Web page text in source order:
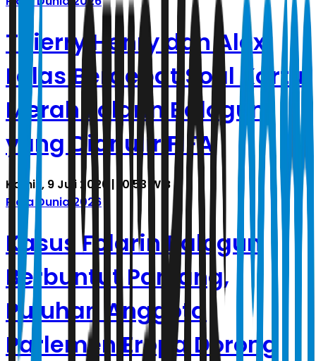
Thierry Henry dan Alexi
Lalas Berdebat Soal Kartu
Merah Folarin Balogun
yang Dianulir FIFA
Kamis, 9 Juli 2026 | 10.53 WIB
Piala Dunia 2026
Kasus Folarin Balogun
Berbuntut Panjang,
Puluhan Anggota
Parlemen Eropa Dorong